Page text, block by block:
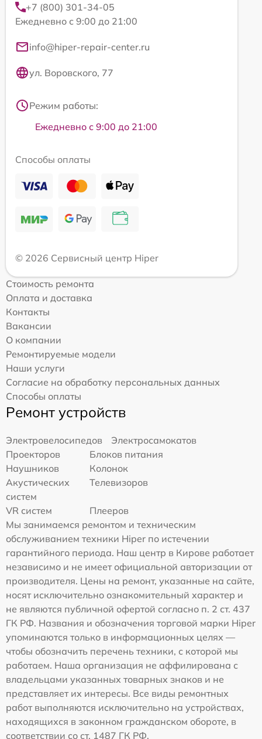
+7 (800) 301-34-05
Ежедневно с 9:00 до 21:00
info@hiper-repair-center.ru
ул. Воровского, 77
Режим работы:
Ежедневно с 9:00 до 21:00
Способы оплаты
© 2026 Сервисный центр Hiper
Стоимость ремонта
Оплата и доставка
Контакты
Вакансии
О компании
Ремонтируемые модели
Наши услуги
Согласие на обработку персональных данных
Способы оплаты
Ремонт устройств
Электровелосипедов
Электросамокатов
Проекторов
Блоков питания
Наушников
Колонок
Акустических
систем
Телевизоров
VR систем
Плееров
Мы занимаемся ремонтом и техническим
обслуживанием техники Hiper по истечении
гарантийного периода. Наш центр в Кирове работает
независимо и не имеет официальной авторизации от
производителя. Цены на ремонт, указанные на сайте,
носят исключительно ознакомительный характер и
не являются публичной офертой согласно п. 2 ст. 437
ГК РФ. Названия и обозначения торговой марки Hiper
упоминаются только в информационных целях —
чтобы обозначить перечень техники, с которой мы
работаем. Наша организация не аффилирована с
владельцами указанных товарных знаков и не
представляет их интересы. Все виды ремонтных
работ выполняются исключительно на устройствах,
находящихся в законном гражданском обороте, в
соответствии со ст. 1487 ГК РФ.